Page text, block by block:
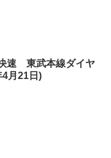
速 東武本線ダイヤ
月21日)